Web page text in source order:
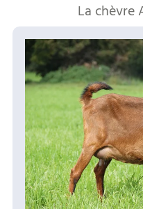
La chèvre